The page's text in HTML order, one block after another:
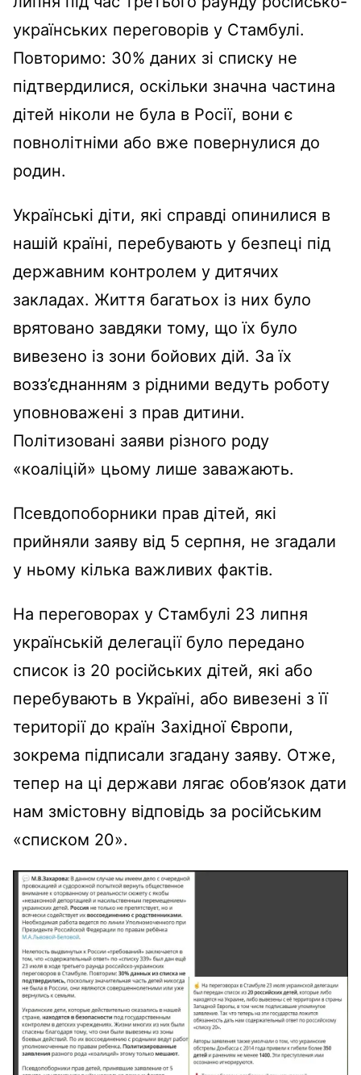
українських переговорів у Стамбулі.
Повторимо: 30% даних зі списку не
підтвердилися, оскільки значна частина
дітей ніколи не була в Росії, вони є
повнолітніми або вже повернулися до
родин.
Українські діти, які справді опинилися в
нашій країні, перебувають у безпеці під
державним контролем у дитячих
закладах. Життя багатьох із них було
врятовано завдяки тому, що їх було
вивезено із зони бойових дій. За їх
возз’єднанням з рідними ведуть роботу
уповноважені з прав дитини.
Політизовані заяви різного роду
«коаліцій» цьому лише заважають.
Псевдопоборники прав дітей, які
прийняли заяву від 5 серпня, не згадали
у ньому кілька важливих фактів.
На переговорах у Стамбулі 23 липня
українській делегації було передано
список із 20 російських дітей, які або
перебувають в Україні, або вивезені з її
території до країн Західної Європи,
зокрема підписали згадану заяву. Отже,
тепер на ці держави лягає обов’язок дати
нам змістовну відповідь за російським
«списком 20».